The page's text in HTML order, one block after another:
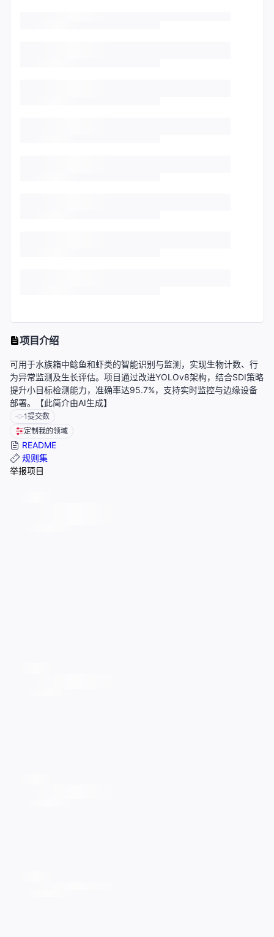
项目介绍
可用于水族箱中鲶鱼和虾类的智能识别与监测，实现生物计数、行
为异常监测及生长评估。项目通过改进YOLOv8架构，结合SDI策略
提升小目标检测能力，准确率达95.7%，支持实时监控与边缘设备
部署。【此简介由AI生成】
1提交数
定制我的领域
README
规则集
举报项目